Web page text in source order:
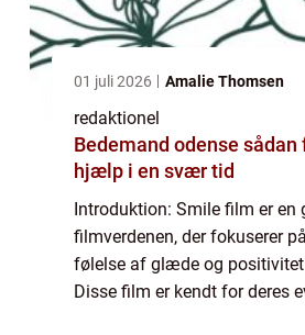
01 juli 2026 Amalie Thomsen
redaktionel
Bedemand odense sådan får du tryg
hjælp i en svær tid
Introduktion: Smile film er en
filmverdenen, der fokuserer
følelse af glæde og
Disse film er kendt for deres